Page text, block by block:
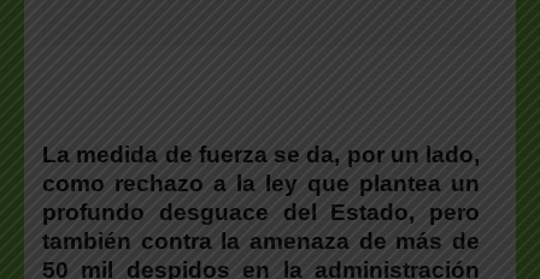
La medida de fuerza se da, por un lado,
como rechazo a la ley que plantea un
profundo desguace del Estado, pero
también contra la amenaza de más de
50 mil despidos en la administración